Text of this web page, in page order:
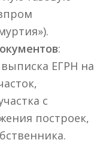
:
ЕГРН на
с
построек,